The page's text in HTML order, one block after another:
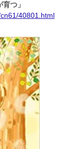
つ」
40801.html